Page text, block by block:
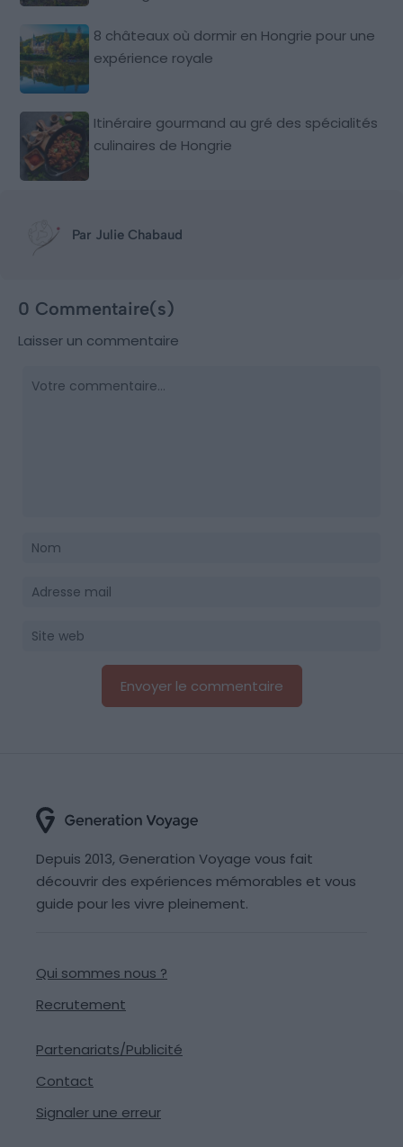
8 châteaux où dormir en Hongrie pour une
expérience royale
Itinéraire gourmand au gré des spécialités
culinaires de Hongrie
Par Julie Chabaud
0 Commentaire(s)
Laisser un commentaire
Depuis 2013, Generation Voyage vous fait
découvrir des expériences mémorables et vous
guide pour les vivre pleinement.
Qui sommes nous ?
Recrutement
Partenariats/Publicité
Contact
Signaler une erreur